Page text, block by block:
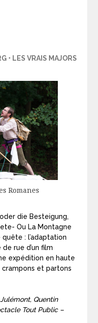
• LES VRAIS MAJORS
Romanes
die Besteigung,
Ou La Montagne
: l’adaptation
rue d’un film
expédition en haute
crampons et partons
Quentin
Tout Public –